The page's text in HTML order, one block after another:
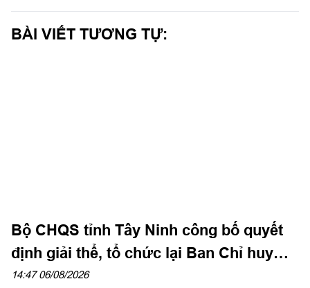
BÀI VIẾT TƯƠNG TỰ:
Bộ CHQS tỉnh Tây Ninh công bố quyết
định giải thể, tổ chức lại Ban Chỉ huy
phòng thủ khu vực
14:47 06/08/2026